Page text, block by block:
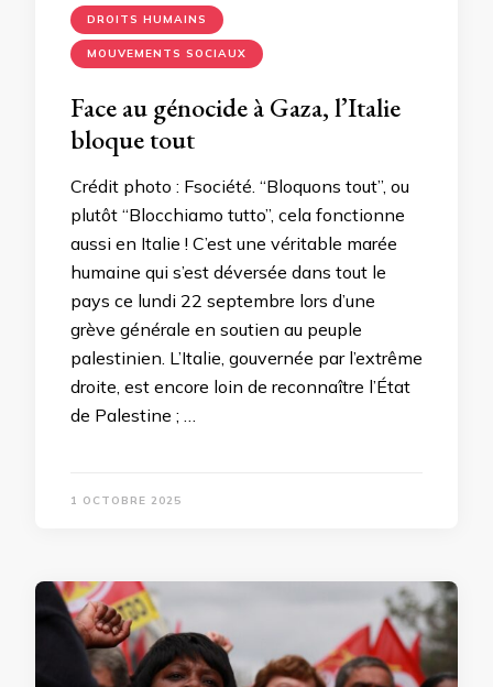
DROITS HUMAINS
MOUVEMENTS SOCIAUX
Face au génocide à Gaza, l’Italie
bloque tout
Crédit photo : Fsociété. “Bloquons tout”, ou
plutôt “Blocchiamo tutto”, cela fonctionne
aussi en Italie ! C’est une véritable marée
humaine qui s’est déversée dans tout le
pays ce lundi 22 septembre lors d’une
grève générale en soutien au peuple
palestinien. L’Italie, gouvernée par l’extrême
droite, est encore loin de reconnaître l’État
de Palestine ; …
1 OCTOBRE 2025